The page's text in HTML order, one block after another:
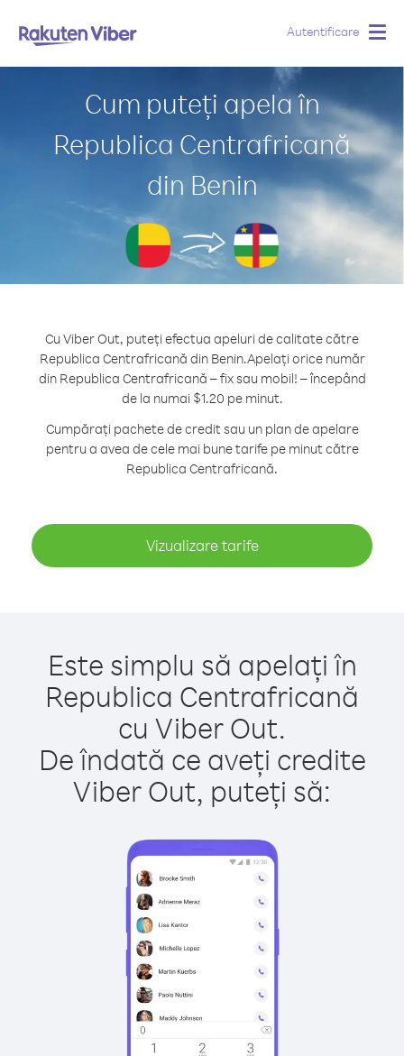
Autentificare
Cum puteți apela în
Republica Centrafricană
din Benin
Cu Viber Out, puteți efectua apeluri de calitate către
Republica Centrafricană din Benin.Apelați orice număr
din Republica Centrafricană – fix sau mobil! – începând
de la numai $1.20 pe minut.
Cumpărați pachete de credit sau un plan de apelare
pentru a avea de cele mai bune tarife pe minut către
Republica Centrafricană.
Vizualizare tarife
Este simplu să apelați în
Republica Centrafricană
cu Viber Out.
De îndată ce aveți credite
Viber Out, puteți să: